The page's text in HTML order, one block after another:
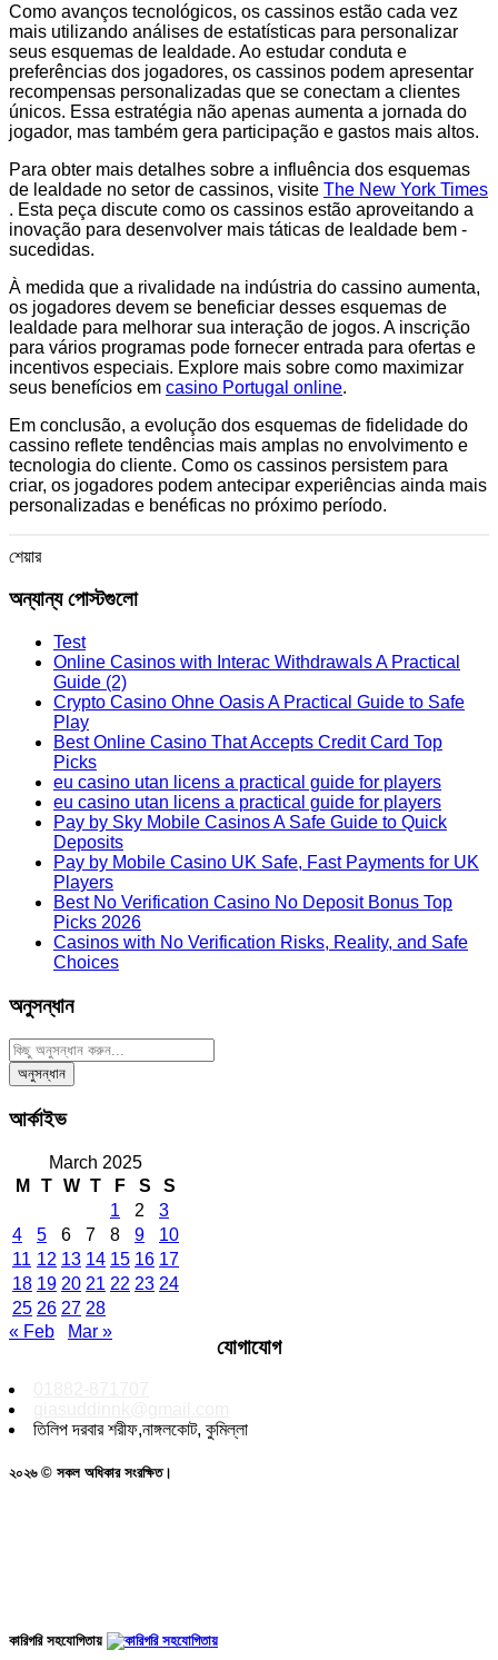
Como avanços tecnológicos, os cassinos estão cada vez
mais utilizando análises de estatísticas para personalizar
seus esquemas de lealdade. Ao estudar conduta e
preferências dos jogadores, os cassinos podem apresentar
recompensas personalizadas que se conectam a clientes
únicos. Essa estratégia não apenas aumenta a jornada do
jogador, mas também gera participação e gastos mais altos.
Para obter mais detalhes sobre a influência dos esquemas
de lealdade no setor de cassinos, visite The New York Times
. Esta peça discute como os cassinos estão aproveitando a
inovação para desenvolver mais táticas de lealdade bem -
sucedidas.
À medida que a rivalidade na indústria do cassino aumenta,
os jogadores devem se beneficiar desses esquemas de
lealdade para melhorar sua interação de jogos. A inscrição
para vários programas pode fornecer entrada para ofertas e
incentivos especiais. Explore mais sobre como maximizar
seus benefícios em casino Portugal online.
Em conclusão, a evolução dos esquemas de fidelidade do
cassino reflete tendências mais amplas no envolvimento e
tecnologia do cliente. Como os cassinos persistem para
criar, os jogadores podem antecipar experiências ainda mais
personalizadas e benéficas no próximo período.
শেয়ার
অন্যান্য পোস্টগুলো
Test
Online Casinos with Interac Withdrawals A Practical
Guide (2)
Crypto Casino Ohne Oasis A Practical Guide to Safe
Play
Best Online Casino That Accepts Credit Card Top
Picks
eu casino utan licens a practical guide for players
eu casino utan licens a practical guide for players
Pay by Sky Mobile Casinos A Safe Guide to Quick
Deposits
Pay by Mobile Casino UK Safe, Fast Payments for UK
Players
Best No Verification Casino No Deposit Bonus Top
Picks 2026
Casinos with No Verification Risks, Reality, and Safe
Choices
অনুসন্ধান
আর্কাইভ
March 2025
M
T W T F S
S
1
2
3
4
5 6 7 8 9
10
11 12 13 14 15 16 17
18 19 20 21 22 23 24
25 26 27 28
« Feb
Mar »
যোগাযোগ
তিলিপ দরবার শরীফ,নাঙ্গলকোট, কুমিল্লা
২০২৬ © সকল অধিকার সংরক্ষিত।
কারিগরি সহযোগিতায়